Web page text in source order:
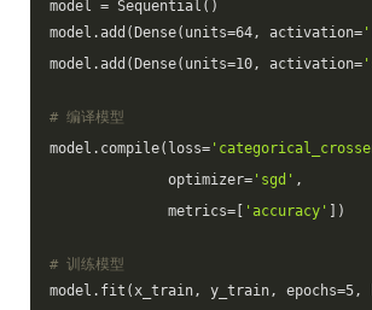
model = Sequential()
model.add(Dense(units=64, activation=
model.add(Dense(units=10, activation=
# 编译模型
model.compile(loss=
optimizer= 'sgd' ,
metrics=[
'accuracy' ])
# 训练模型
model.fit(x_train, y_train, epochs=5,